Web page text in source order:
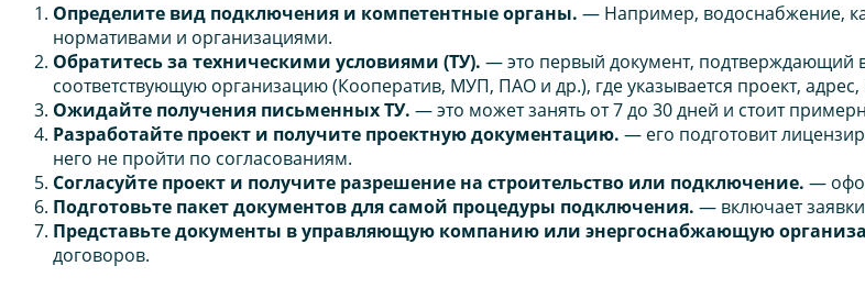
Определите вид подключения и компетентные органы. — Например, водоснабжение,
нормативами и организациями.
Обратитесь за техническими условиями (ТУ). — это первый документ, подтверждающий
соответствующую организацию (Кооператив, МУП, ПАО и др.), где указывается проект,
Ожидайте получения письменных ТУ. — это может занять от 7 до 30 дней и стоит
Разработайте проект и получите проектную документацию. — его подготовит
него не пройти по согласованиям.
Согласуйте проект и получите разрешение на строительство или подключение. —
Подготовьте пакет документов для самой процедуры подключения. — включает
Представьте документы в управляющую компанию или энергоснабжающую
договоров.